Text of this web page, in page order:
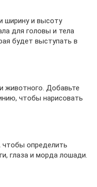
ширину и высоту
для головы и тела
будет выступать в
животного. Добавьте
чтобы нарисовать
чтобы определить
глаза и морда лошади.